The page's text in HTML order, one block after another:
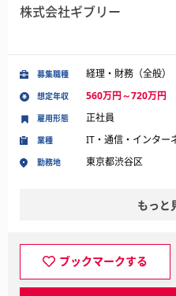
株式会社ギブリー
募集職種 経理・財務（全般）
想定年収 560万円～720万円
業種 IT・通信・インター
勤務地 東京都渋谷区
雇用形態 正社員
もっと
ブックマークする